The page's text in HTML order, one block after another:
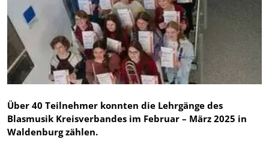
Über 40 Teilnehmer konnten die Lehrgänge des
Blasmusik Kreisverbandes im Februar – März 2025 in
Waldenburg zählen.